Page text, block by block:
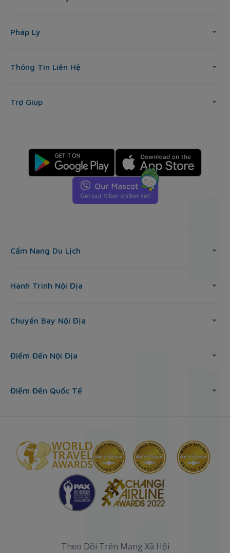
Pháp Lý
Thông Tin Liên Hệ
Trợ Giúp
Cẩm Nang Du Lịch
Hành Trình Nội Địa
Chuyến Bay Nội Địa
Điểm Đến Nội Địa
Điểm Đến Quốc Tế
Theo Dõi Trên Mạng Xã Hội